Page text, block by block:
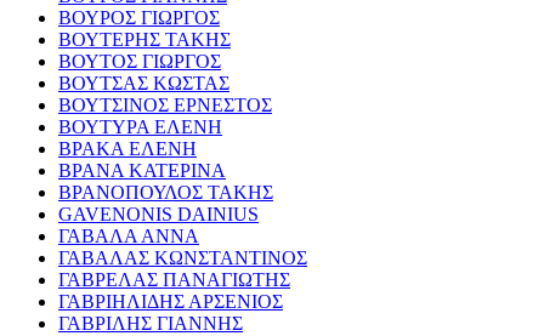
ΒΟΥΡΟΣ ΓΙΩΡΓΟΣ
ΒΟΥΤΕΡΗΣ ΤΑΚΗΣ
ΒΟΥΤΟΣ ΓΙΩΡΓΟΣ
ΒΟΥΤΣΑΣ ΚΩΣΤΑΣ
ΒΟΥΤΣΙΝΟΣ ΕΡΝΕΣΤΟΣ
ΒΟΥΤΥΡΑ ΕΛΕΝΗ
ΒΡΑΚΑ ΕΛΕΝΗ
ΒΡΑΝΑ ΚΑΤΕΡΙΝΑ
ΒΡΑΝΟΠΟΥΛΟΣ ΤΑΚΗΣ
GAVENONIS DAINIUS
ΓΑΒΑΛΑ ΑΝΝΑ
ΓΑΒΑΛΑΣ ΚΩΝΣΤΑΝΤΙΝΟΣ
ΓΑΒΡΕΛΑΣ ΠΑΝΑΓΙΩΤΗΣ
ΓΑΒΡΙΗΛΙΔΗΣ ΑΡΣΕΝΙΟΣ
ΓΑΒΡΙΛΗΣ ΓΙΑΝΝΗΣ